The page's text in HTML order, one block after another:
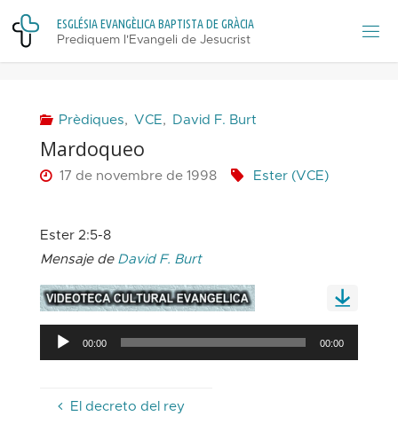
Skip
content
ESGLÉSIAEVANGÈLICABAPTISTADE GRÀCIA
Prediquem l'Evangeli de Jesucrist
Prèdiques, VCE, David F. Burt
Mardoqueo
17 de novembre de 1998 Ester (VCE)
Ester 2:5-8
Mensaje de David F. Burt
Reproductor
d'àudio
00:00 00:00
El decreto del rey